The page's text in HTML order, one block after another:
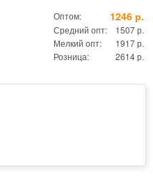
Оптом: 1246 р.
Средний опт:
1507 р.
Мелкий опт:
1917 р.
Розница:
2614 р.